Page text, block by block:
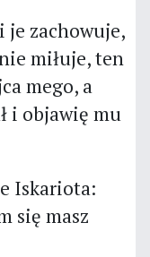
je zachowuje,
miłuje, ten
mego, a
i objawię mu
Iskariota:
się masz